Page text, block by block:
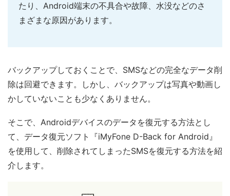
たり、Android端末の不具合や故障、水没などのさ
まざまな原因があります。
バックアップしておくことで、SMSなどの完全なデータ削
除は回避できます。しかし、バックアップは写真や動画し
かしていないことも少なくありません。
そこで、Androidデバイスのデータを復元する方法とし
て、データ復元ソフト『iMyFone D-Back for Android』
を使用して、削除されてしまったSMSを復元する方法を紹
介します。